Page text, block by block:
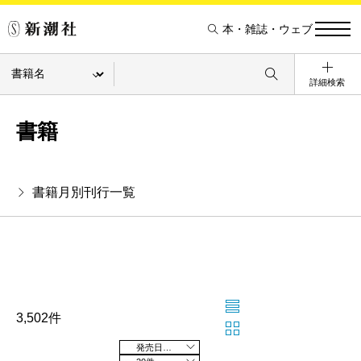
本・雑誌・ウェブ
詳細検索
書籍
書籍月別刊行一覧
3,502件